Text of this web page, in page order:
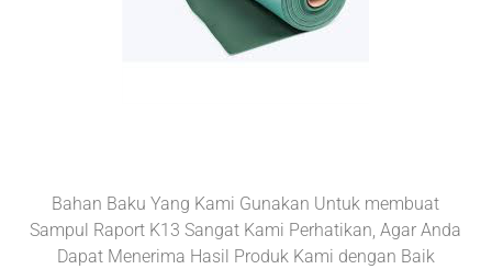
Bahan Baku Yang Kami Gunakan Untuk membuat
Sampul Raport K13 Sangat Kami Perhatikan, Agar Anda
Dapat Menerima Hasil Produk Kami dengan Baik